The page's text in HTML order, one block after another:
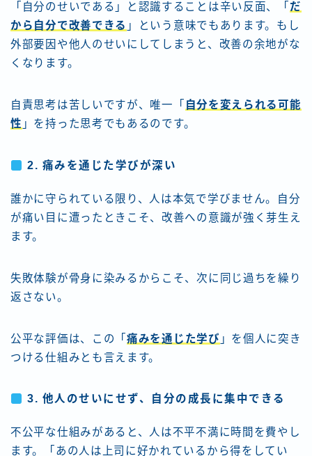
「自分のせいである」と認識することは辛い反面、「 だ
から自分で改善できる 」という意味でもあります。もし
外部要因や他人のせいにしてしまうと、改善の余地がな
くなります。
自責思考は苦しいですが、唯一「 自分を変えられる可能
性 」を持った思考でもあるのです。
2. 痛みを通じた学びが深い
誰かに守られている限り、人は本気で学びません。自分
が痛い目に遭ったときこそ、改善への意識が強く芽生え
ます。
失敗体験が骨身に染みるからこそ、次に同じ過ちを繰り
返さない。
公平な評価は、この「 痛みを通じた学び 」を個人に突き
つける仕組みとも言えます。
3. 他人のせいにせず、自分の成長に集中できる
不公平な仕組みがあると、人は不平不満に時間を費やし
ます。「あの人は上司に好かれているから得をしてい